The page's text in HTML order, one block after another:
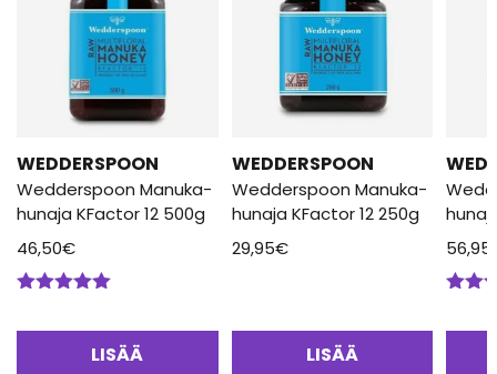
WEDDERSPOON
Wedderspoon Manuka-
hunaja KFactor 12 500g
46,50€
LISÄÄ
WEDDERSPOON
Wedderspoon Manuka-
hunaja KFactor 12 250g
29,95€
LISÄÄ
56,95